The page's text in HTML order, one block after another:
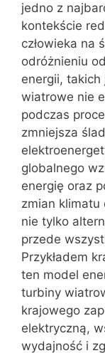
jedno z
kontekście
człowieka na
odróżnieniu
energii,
wiatrowe nie
podczas
zmniejsza
globalnego
energię oraz
zmian klimatu
nie tylko
przede
Przykładem
ten model
turbiny
krajowego
elektryczną,
wydajność i